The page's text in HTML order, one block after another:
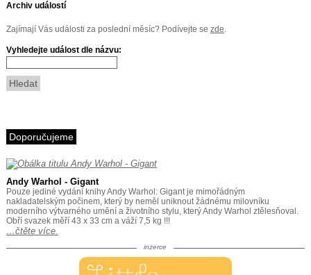
Archiv událostí
Zajímají Vás události za poslední měsíc? Podívejte se zde.
Vyhledejte událost dle názvu:
Doporučujeme
Andy Warhol - Gigant
Pouze jediné vydání knihy Andy Warhol: Gigant je mimořádným
nakladatelským počinem, který by neměl uniknout žádnému milovníku
moderního výtvarného umění a životního stylu, který Andy Warhol ztělesňoval.
Obří svazek měří 43 x 33 cm a váží 7,5 kg !!!
…čtěte více.
inzerce